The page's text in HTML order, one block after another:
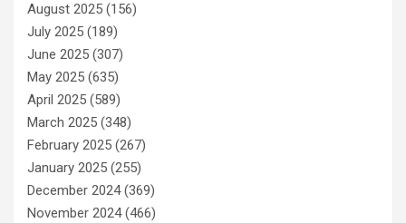
August 2025 (156)
July 2025 (189)
June 2025 (307)
May 2025 (635)
April 2025 (589)
March 2025 (348)
February 2025 (267)
January 2025 (255)
December 2024(369)
November 2024(466)